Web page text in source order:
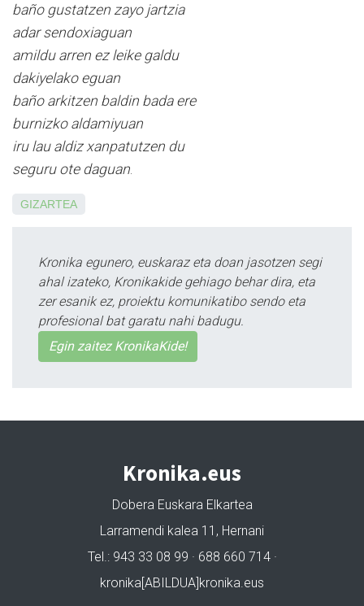
baño gustatzen zayo jartzia
adar sendoxiaguan
amildu arren ez leike galdu
dakiyelako eguan
baño arkitzen baldin bada ere
burnizko aldamiyuan
iru lau aldiz xanpatutzen du
seguru ote daguan
GIZARTEA
Kronika egunero, euskaraz eta doan jasotzen segi
ahal izateko, Kronikakide gehiago behar dira, eta
zer esanik ez, proiektu komunikatibo sendo eta
profesional bat garatu nahi badugu.
Egin zaitez KronikaKide!
Kronika.eus
Dobera Euskara Elkartea
Larramendi kalea 11, Hernani
Tel.: 943 33 08 99 · 688 660 714 ·
kronika[ABILDUA]kronika.eus